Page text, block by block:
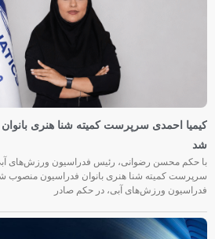
کیمیا احمدی سرپرست کمیته شنا هنری
شد
با حکم محسن رضوانی، رئیس فدراسیون ورزش‌های
سرپرست کمیته شنا هنری بانوان فدراسیون منصوب
فدراسیون ورزش‌های آبی، در حکم صادر